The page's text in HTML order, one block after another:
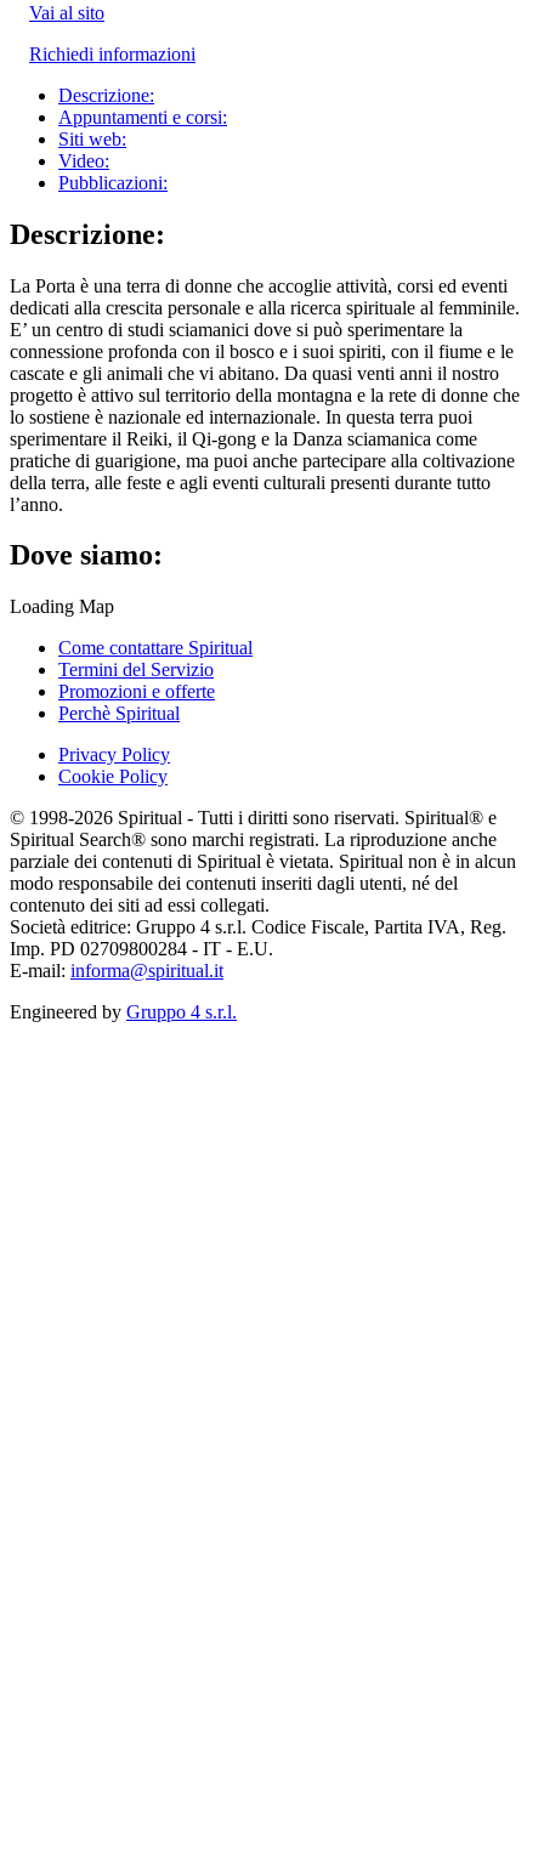
Vai al sito
Richiedi informazioni
Descrizione:
Appuntamenti e corsi:
Siti web:
Video:
Pubblicazioni:
Descrizione:
La Porta è una terra di donne che accoglie attività, corsi ed eventi
dedicati alla crescita personale e alla ricerca spirituale al femminile.
E’ un centro di studi sciamanici dove si può sperimentare la
connessione profonda con il bosco e i suoi spiriti, con il fiume e le
cascate e gli animali che vi abitano. Da quasi venti anni il nostro
progetto è attivo sul territorio della montagna e la rete di donne che
lo sostiene è nazionale ed internazionale. In questa terra puoi
sperimentare il Reiki, il Qi-gong e la Danza sciamanica come
pratiche di guarigione, ma puoi anche partecipare alla coltivazione
della terra, alle feste e agli eventi culturali presenti durante tutto
l’anno.
Dove siamo:
Loading Map
Come contattare Spiritual
Termini del Servizio
Promozioni e offerte
Perchè Spiritual
Privacy Policy
Cookie Policy
© 1998-2026 Spiritual - Tutti i diritti sono riservati. Spiritual® e
Spiritual Search® sono marchi registrati. La riproduzione anche
parziale dei contenuti di Spiritual è vietata. Spiritual non è in alcun
modo responsabile dei contenuti inseriti dagli utenti, né del
contenuto dei siti ad essi collegati.
Società editrice: Gruppo 4 s.r.l. Codice Fiscale, Partita IVA, Reg.
Imp. PD 02709800284 - IT - E.U.
E-mail: informa@spiritual.it
Engineered by Gruppo 4 s.r.l.